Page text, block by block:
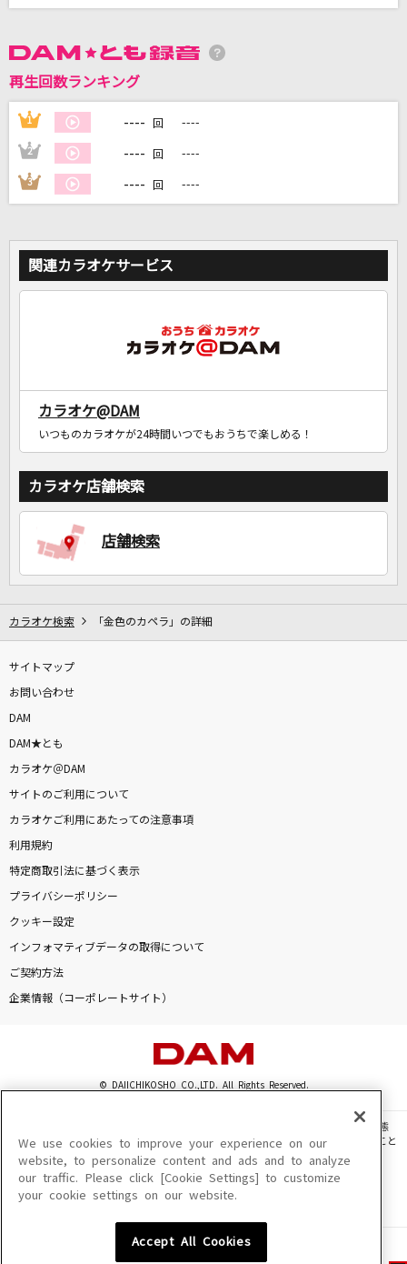
カラオケ最新情報をチェック！
カラオケをもっと楽しもう！
家族や友達と一緒に！練習にも！
再生回数ランキング
1 ---- 回 ----
2 ---- 回 ----
3 ---- 回 ----
関連カラオケサービス
カラオケ@DAM
いつものカラオケが24時間いつでもおうちで楽しめる！
カラオケ店舗検索
店舗検索
カラオケ検索 「金色のカペラ」の詳細
サイトマップ
お問い合わせ
DAM
DAM★とも
カラオケ＠DAM
サイトのご利用について
カラオケご利用にあたっての注意事項
利用規約
特定商取引法に基づく表示
プライバシーポリシー
クッキー設定
インフォマティブデータの取得について
ご契約方法
企業情報（コーポレートサイト）
© DAIICHIKOSHO CO.,LTD. All Rights Reserved.
このサイトに掲載されている一切の文章・画像・写真・動画・音声等を、手段や形態
を問わず、著作権法の定める範囲を超えて無断で複製、転載、ファイル化などすること
を禁じます。
楽曲及びコンテンツは、機種によりご利用いただけない場合があります。
楽曲及びコンテンツの配信日、配信内容が変更になる場合があります。
We use cookies to improve your experience on our
website, to personalize content and ads and to analyze
our traffic. Please click [Cookie Settings] to customize
your cookie settings on our website.
Accept All Cookies